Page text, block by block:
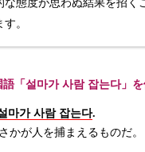
な態度が思わぬ結果を招
。
語「설마가 사람 잡는다」
마가 사람 잡는다.
かが人を捕まえるものだ。